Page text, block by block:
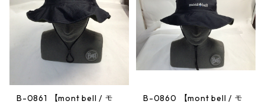
B-0861 【mont bell / モ
B-0860 【mont bell / モ